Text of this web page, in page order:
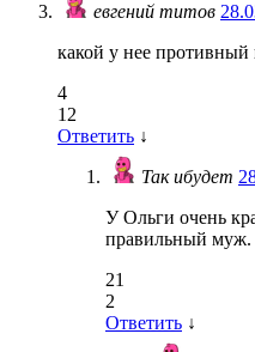
евгений титов
какой у нее противный
4
12
Ответить ↓
Так ибудет
У Ольги очень
правильный муж.
21
2
Ответить ↓